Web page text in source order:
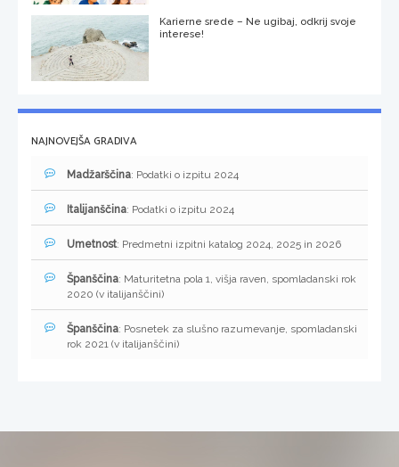
Karierne srede – Ne ugibaj, odkrij svoje
interese!
NAJNOVEJŠA GRADIVA
Madžarščina: Podatki o izpitu 2024
Italijanščina: Podatki o izpitu 2024
Umetnost: Predmetni izpitni katalog 2024, 2025 in 2026
Španščina: Maturitetna pola 1, višja raven, spomladanski rok
2020 (v italijanščini)
Španščina: Posnetek za slušno razumevanje, spomladanski
rok 2021 (v italijanščini)